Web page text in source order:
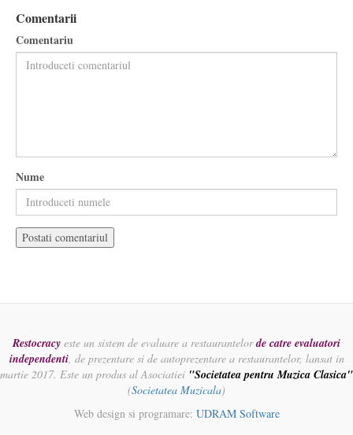
Comentarii
Comentariu
Nume
Restocracy este un sistem de evaluare a restaurantelorde catre evaluatori
independenti, de prezentare si de autoprezentare a restaurantelor, lansat in
martie 2017. Este un produs al Asociatiei "Societatea pentru Muzica Clasica"
(Societatea Muzicala)
Web design si programare: UDRAM Software